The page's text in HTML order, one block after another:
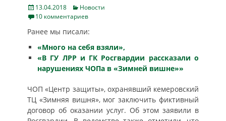
Posted
on
13.04.2018 Categories
Новости
10 комментариев
Ранее мы писали:
«Много на себя взяли»,
«В ГУ ЛРР и ГК Росгвардии рассказали о
нарушениях ЧОПа в «Зимней вишне»»
ЧОП «Центр защиты», охранявший кемеровский
ТЦ «Зимняя вишня», мог заключить фиктивный
договор об оказании услуг. Об этом заявили в